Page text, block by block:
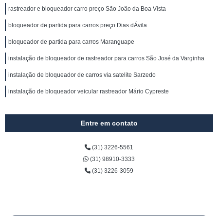
rastreador e bloqueador carro preço São João da Boa Vista
bloqueador de partida para carros preço Dias dÁvila
bloqueador de partida para carros Maranguape
instalação de bloqueador de rastreador para carros São José da Varginha
instalação de bloqueador de carros via satelite Sarzedo
instalação de bloqueador veicular rastreador Mário Cypreste
Entre em contato
(31) 3226-5561
(31) 98910-3333
(31) 3226-3059